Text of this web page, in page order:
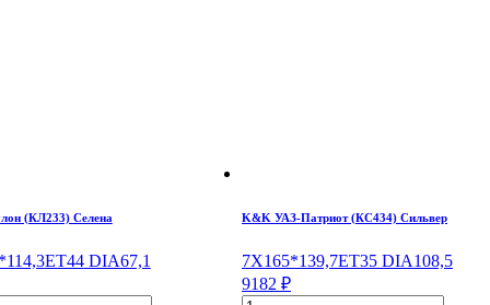
(КЛ233) Селена
ET44DIA67,1
K&K УАЗ-Патриот (КС434) Сильвер
7X165*139,7ET35 DIA108,5
9182 ₽